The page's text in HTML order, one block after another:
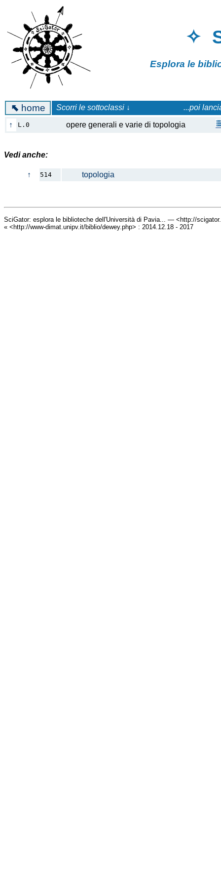
✧
Esplora le
⬉ home Scorri le sottoclassi ↓ ...poi
↑ L.0 opere generali e varie di topologia
Vedi anche:
↑ 514 topologia
SciGator: esplora le biblioteche dell'Università di Pavia... — <http://
« <http://www-dimat.unipv.it/biblio/dewey.php> : 2014.12.18 - 2017